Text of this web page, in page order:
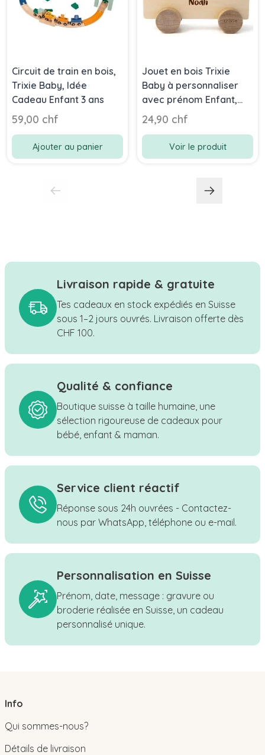
Circuit de train en bois,
Trixie Baby, Idée
Cadeau Enfant 3 ans
59,00 chf
Ajouter au panier
Jouet en bois Trixie
Baby à personnaliser
avec prénom Enfant,
Bus, dès 18 mois
24,90 chf
Voir le produit
Livraison rapide & gratuite
Tes cadeaux en stock expédiés en Suisse
sous 1–2 jours ouvrés. Livraison offerte dès
CHF 100.
Qualité & confiance
Boutique suisse à taille humaine, une
sélection rigoureuse de cadeaux pour
bébé, enfant & maman.
Service client réactif
Réponse sous 24h ouvrées - Contactez-
nous par WhatsApp, téléphone ou e-mail.
Personnalisation en Suisse
Prénom, date, message : gravure ou
broderie réalisée en Suisse, un cadeau
personnalisé unique.
Info
Qui sommes-nous?
Détails de livraison